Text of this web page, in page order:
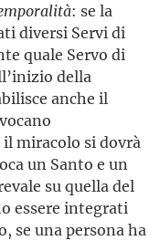
: se la
diversi Servi di
quale Servo di
della
anche il
miracolo si dovrà
un Santo e un
su quella del
essere integrati
se una persona ha